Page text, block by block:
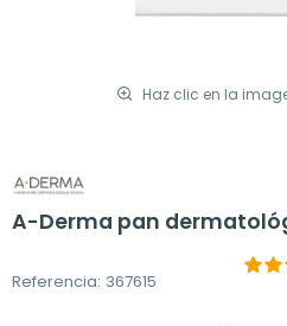
Haz clic en la
A-Derma pan
Referencia: 367615